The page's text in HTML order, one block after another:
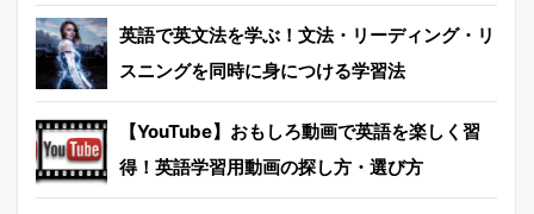
英語で英文法を学ぶ！文法・リーディング・リ
スニングを同時に身につける学習法
【YouTube】おもしろ動画で英語を楽しく習
得！英語学習用動画の探し方・選び方